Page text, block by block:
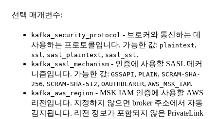
선택 매개변수:
kafka_security_protocol - 브로커와 통신하는 데
사용하는 프로토콜입니다. 가능한 값: plaintext,
ssl, sasl_plaintext, sasl_ssl.
kafka_sasl_mechanism - 인증에 사용할 SASL 메커
니즘입니다. 가능한 값: GSSAPI, PLAIN, SCRAM-SHA-
256, SCRAM-SHA-512, OAUTHBEARER, AWS_MSK_IAM.
kafka_aws_region - MSK IAM 인증에 사용할 AWS
리전입니다. 지정하지 않으면 broker 주소에서 자동
감지됩니다. 리전 정보가 포함되지 않은 PrivateLink